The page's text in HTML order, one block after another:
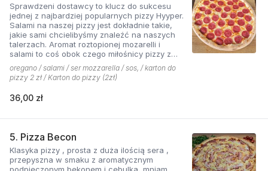
Sprawdzeni dostawcy to klucz do sukcesu
jednej z najbardziej popularnych pizzy Hyyper.
Salami na naszej pizzy jest dokładnie takie,
jakie sami chcielibyśmy znaleźć na naszych
talerzach. Aromat roztopionej mozarelli i
salami to coś obok czego miłośnicy pizzy z
mięsem nie przejdą obojętnie!
oregano / salami / ser mozzarella / sos, / karton do
pizzy 2 zł / Karton do pizzy (2zł)
36,00 zł
5. Pizza Becon
Klasyka pizzy , prosta z duża ilością sera ,
przepyszna w smaku z aromatycznym
podpieczonym bekonem i cebulką, mniam